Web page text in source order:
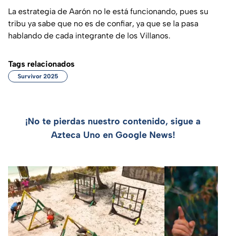
La estrategia de Aarón no le está funcionando, pues su
tribu ya sabe que no es de confiar, ya que se la pasa
hablando de cada integrante de los Villanos.
Tags relacionados
Survivor 2025
¡No te pierdas nuestro contenido, sigue a
Azteca Uno en Google News!